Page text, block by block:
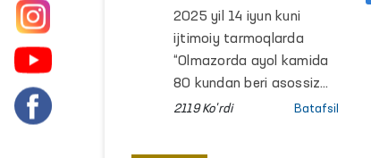
muddat hibsda
saqlanayotgani
bo‘yicha tarqalgan
xabarga
Ombudsman
2025 yil 14 iyun kuni
ijtimoiy tarmoqlarda
“Olmazorda ayol kamida
80 kundan beri asossiz
hibsda o‘tiribdi”
2119 Ko'rdi Batafsil